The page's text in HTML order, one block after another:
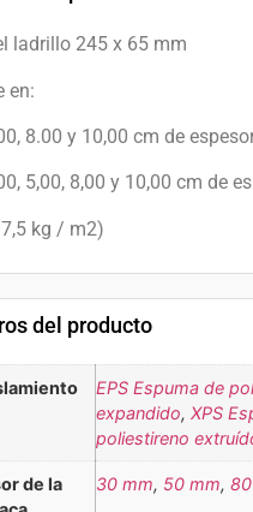
ladrillo 245 x 65 mm
en:
8.00 y 10,00 cm de
5,00, 8,00 y 10,00 cm de
kg / m2)
del producto
EPS Espuma de
expandido, XPS
poliestireno
de la
30 mm, 50 mm,